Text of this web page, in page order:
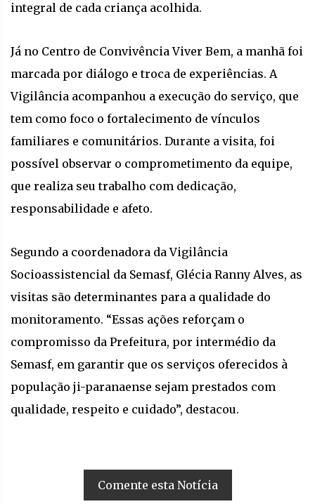
integral de cada criança acolhida.
Já no Centro de Convivência Viver Bem, a manhã foi
marcada por diálogo e troca de experiências. A
Vigilância acompanhou a execução do serviço, que
tem como foco o fortalecimento de vínculos
familiares e comunitários. Durante a visita, foi
possível observar o comprometimento da equipe,
que realiza seu trabalho com dedicação,
responsabilidade e afeto.
Segundo a coordenadora da Vigilância
Socioassistencial da Semasf, Glécia Ranny Alves, as
visitas são determinantes para a qualidade do
monitoramento. “Essas ações reforçam o
compromisso da Prefeitura, por intermédio da
Semasf, em garantir que os serviços oferecidos à
população ji-paranaense sejam prestados com
qualidade, respeito e cuidado”, destacou.
Comente esta Notícia